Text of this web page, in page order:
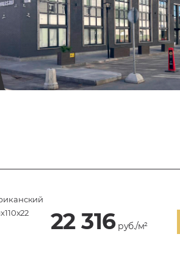
22 316руб./м²